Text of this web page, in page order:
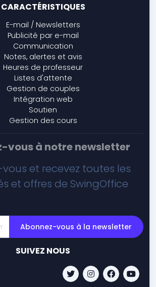
CARACTÉRISTIQUES
E-mail / Newsletters
Publicité par e-mail
Communication
Notes, alertes et avis
Heures de professeur
Listes d'attente
Gestion de couples
Intégration web
Soutien
Gestion des cours
vous à notre newsletter
et recevez toutes les
et offres de SwingOffice
Abonnez-vous à la newsletter
SUIVEZ NOUS